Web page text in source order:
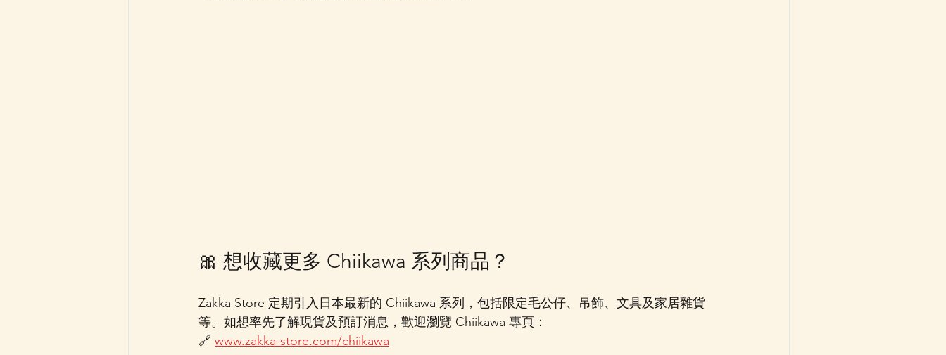
🎀 想收藏更多 Chiikawa 系列商品？
Zakka Store 定期引入日本最新的 Chiikawa 系列，包括限定毛公仔、吊飾、文具及家居雜貨
等。如想率先了解現貨及預訂消息，歡迎瀏覽 Chiikawa 專頁：
🔗 www.zakka-store.com/chiikawa